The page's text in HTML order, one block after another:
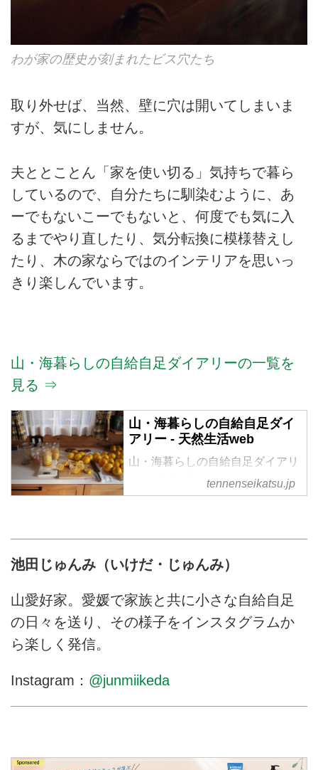
わが家の歴史が刻まれたビス穴たち
取り外せば、当然、壁に穴は開いてしまいま
すが、気にしません。
夫ととことん「家を使い切る」気持ちで暮ら
しているので、自分たちに馴染むように、あ
ーでもないこーでもないと、何度でも気に入
るまでやり直したり、気分転換に模様替えし
たり、木の家ならではのインテリアを思いっ
きり楽しんでいます。
山・海暮らしの自給自足ダイアリーの一覧を
見る ⇒
山・海暮らしの自給自足ダイ
アリー - 天然生活web
山・海暮らしの自給自足ダイアリ
tennenseikatsu.jp
池田じゅんみ（いけだ・じゅんみ）
山愛好家。愛媛で家族と共に小さな自給自足
の日々を送り、その様子をインスタグラムか
ら楽しく発信。
Instagram： @junmiikeda